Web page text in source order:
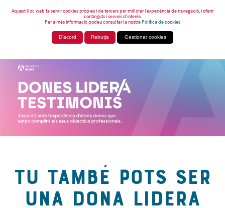
Aquest lloc web fa servir cookies pròpies i de tercers per millorar l’experiència de navegació, i oferir
continguts i serveis d’interès.
Per a més informació podeu consultar la nostraPolítica de cookies
D'acord Rebutja Gestionar cookies
TU TAMBÉ POTS SER
UNA DONA LIDERA